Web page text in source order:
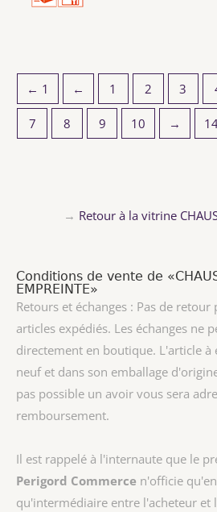
← 1 ← 1 2 3
7 8 9 10 →
→ Retour à la vitrine
Conditions de vente de
EMPREINTE»
Retours et échanges : Pas de
articles expédiés. Les échanges ne
directement en boutique. L'article à
neuf et dans son emballage
pas possible un avoir vous sera
remboursement.
Il est rappelé à l'internaute que le
Perigord Commerce n'officie
qu'intermédiaire entre l'acheteur et